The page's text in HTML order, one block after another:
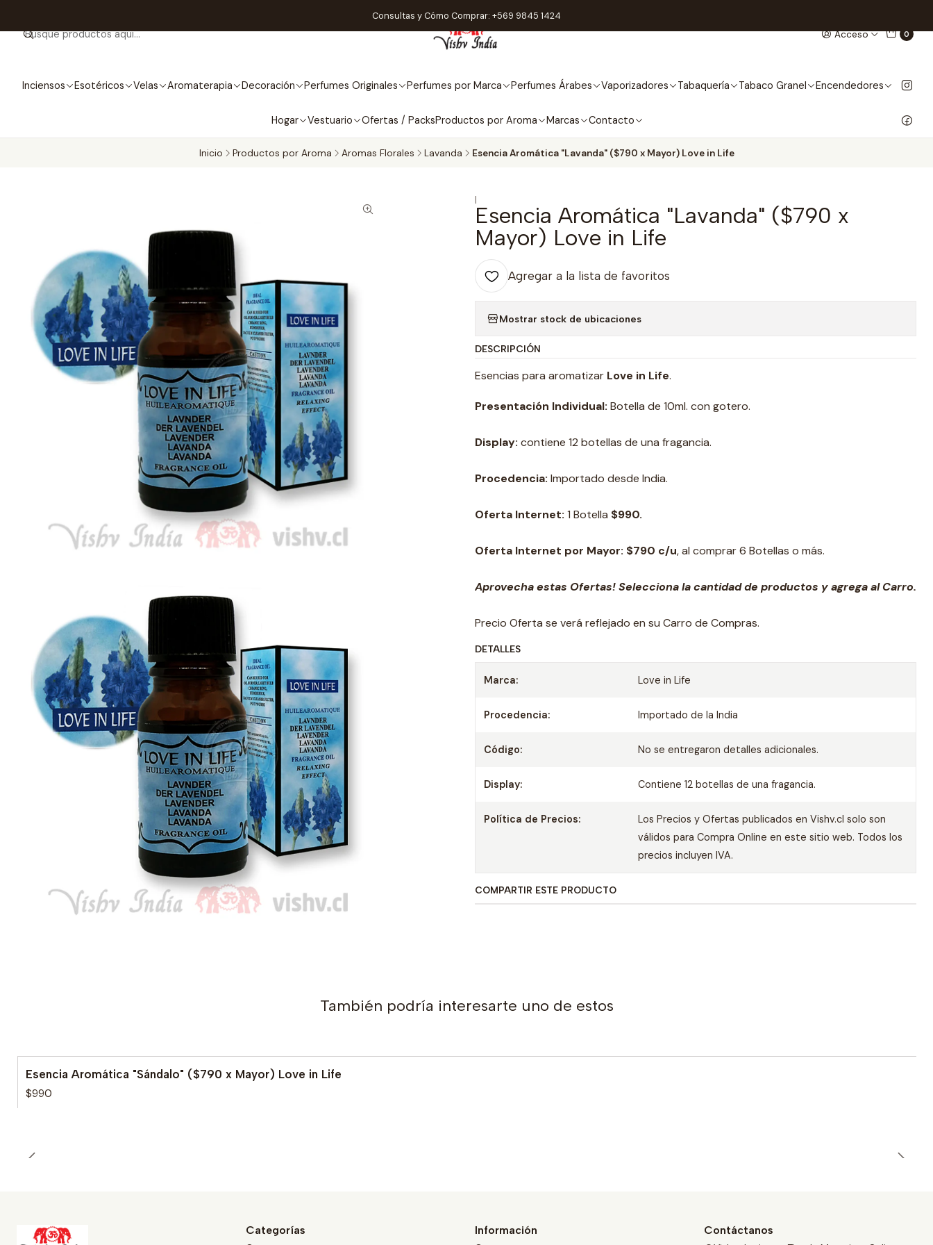
Acceso 0
Inciensos Esotéricos Velas Aromaterapia Decoración Perfumes Originales Perfumes por Marca Perfumes Árabes Vaporizadores Tabaquería Tabaco Granel Encendedores
Hogar Vestuario Ofertas / PacksProductos por Aroma Marcas Contacto
Consultas y Cómo Comprar: +569 9845 1424
Inicio Productos por Aroma Aromas Florales Lavanda Esencia Aromática "Lavanda" ($790 x Mayor) Love in Life
|
Esencia Aromática "Lavanda" ($790 x
Mayor) Love in Life
Agregar a la lista de favoritos
Mostrar stock de ubicaciones
DESCRIPCIÓN
Esencias para aromatizar Love in Life.
Presentación Individual: Botella de 10ml. con gotero.
Display: contiene 12 botellas de una fragancia.
Procedencia: Importado desde India.
Oferta Internet: 1 Botella $990.
Oferta Internet por Mayor: $790 c/u, al comprar 6 Botellas o más.
Aprovecha estas Ofertas! Selecciona la cantidad de productos y agrega al Carro.
Precio Oferta se verá reflejado en su Carro de Compras.
DETALLES
Marca: Love in Life
Procedencia: Importado de la India
Código: No se entregaron detalles adicionales.
Display: Contiene 12 botellas de una fragancia.
Política de Precios:
Los Precios y Ofertas publicados en Vishv.cl solo son
válidos para Compra Online en este sitio web. Todos los
precios incluyen IVA.
COMPARTIR ESTE PRODUCTO
También podría interesarte uno de estos
Esencia Aromática "Sándalo" ($790 x Mayor) Love in Life
$990
Categorías Información Contáctanos